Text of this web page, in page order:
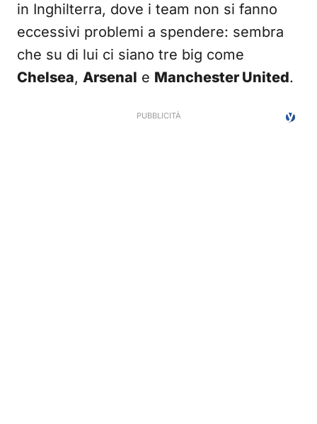
in Inghilterra, dove i team non si fanno
eccessivi problemi a spendere: sembra
che su di lui ci siano tre big come
Chelsea, Arsenal e Manchester United.